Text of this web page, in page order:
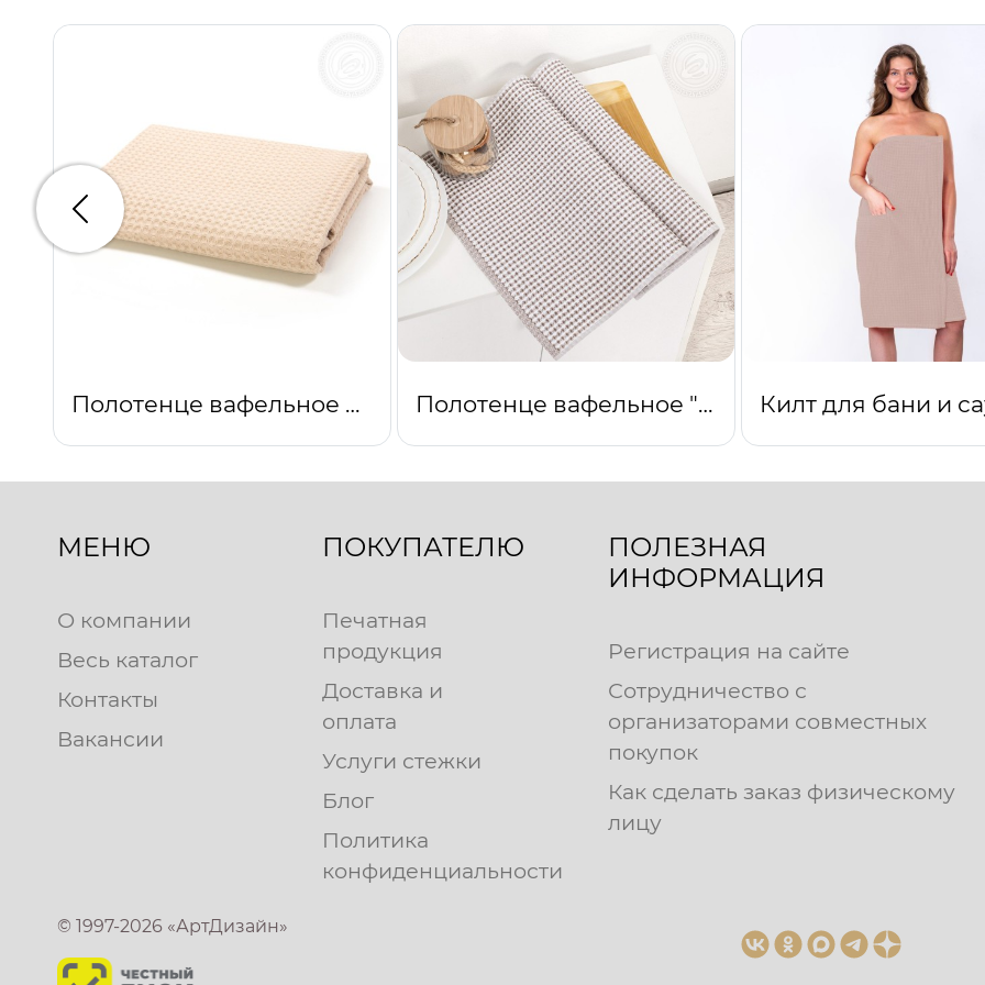
Полотенце вафельное банное Бежевое Полотенце вафельное "Ривьера" бежевое
Предыдущий
МЕНЮ
О компании
Весь каталог
Контакты
Вакансии
ПОКУПАТЕЛЮ
Печатная
продукция
Доставка и
оплата
Услуги стежки
Блог
Политика
конфиденциальности
ПОЛЕЗНАЯ
ИНФОРМАЦИЯ
Регистрация на сайте
Сотрудничество с
организаторами совместных
покупок
Как сделать заказ физическому
лицу
© 1997-2026 «АртДизайн»